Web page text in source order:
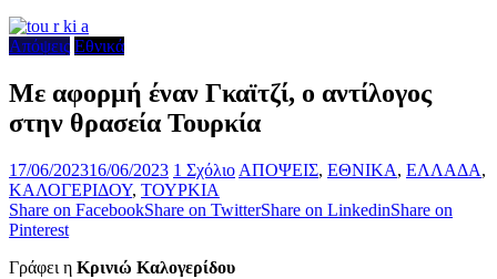
Απόψεις Εθνικά
Με αφορμή έναν Γκαϊτζί, ο αντίλογος
στην θρασεία Τουρκία
17/06/202316/06/2023 1 Σχόλιο ΑΠΟΨΕΙΣ, ΕΘΝΙΚΑ, ΕΛΛΑΔΑ,
ΚΑΛΟΓΕΡΙΔΟΥ, ΤΟΥΡΚΙΑ
Share on FacebookShare on TwitterShare on LinkedinShare on
Pinterest
Γράφει η Κρινιώ Καλογερίδου